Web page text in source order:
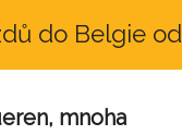
do Belgie od
mnoha